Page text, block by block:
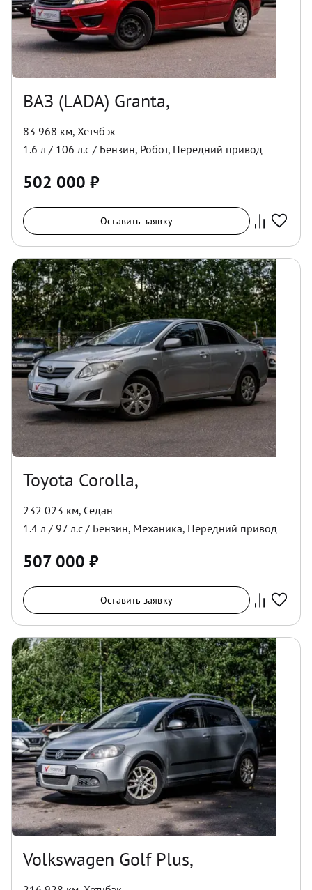
ВАЗ (LADA) Granta,
83 968 км, Хетчбэк
1.6 л / 106 л.с / Бензин, Робот, Передний привод
502 000 ₽
Оставить заявку
Toyota Corolla,
232 023 км, Седан
1.4 л / 97 л.с / Бензин, Механика, Передний привод
507 000 ₽
Оставить заявку
Volkswagen Golf Plus,